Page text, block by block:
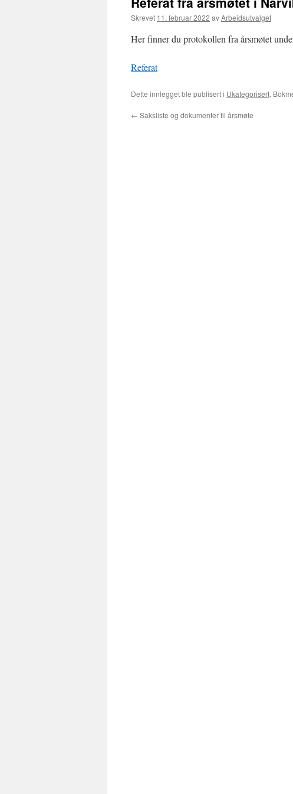
Skrevet 11. februar 2022 avArbeidsutvalget
Her finner du protokollen fra årsmøtet
Referat
Dette innlegget ble publisert i Ukategorisert.
← Saksliste og dokumenter til årsmøte